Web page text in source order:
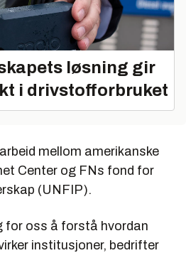
løsning gir
i drivstofforbruket
mellom amerikanske
Center og FNs fond for
(UNFIP).
for oss å forstå hvordan
institusjoner, bedrifter